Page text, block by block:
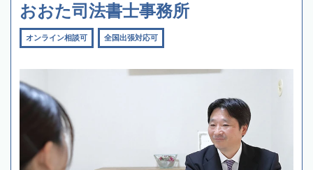
おおた司法書士事務所
オンライン相談可 全国出張対応可